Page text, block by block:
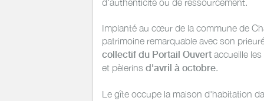
d'authenticité ou de ressourcement.
Implanté au cœur de la commune de
patrimoine remarquable avec son
collectif du Portail Ouvert accueille
et pèlerins d'avril à octobre.
Le gîte occupe la maison d'habitation